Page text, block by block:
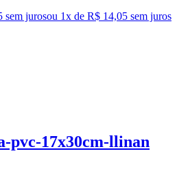
sem jurosou 1x de R$ 14,05 sem juros
pvc-17x30cm-llinan